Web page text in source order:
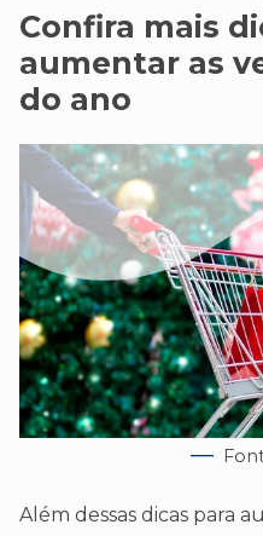
Confira mais
aumentar as
do ano
Além dessas dicas para